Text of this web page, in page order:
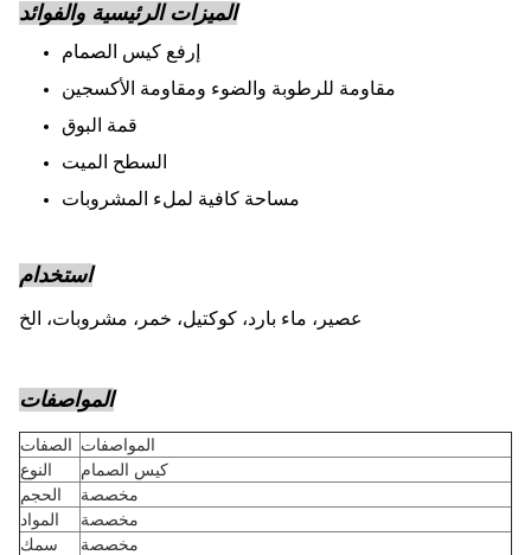
الميزات الرئيسية والفوائد
إرفع كيس الصمام
مقاومة للرطوبة والضوء ومقاومة الأكسجين
قمة البوق
السطح الميت
مساحة كافية لملء المشروبات
استخدام
عصير، ماء بارد، كوكتيل، خمر، مشروبات، الخ
المواصفات
الصفات المواصفات
النوع
كيس الصمام
الحجم
مخصصة
المواد
مخصصة
سمك
مخصصة